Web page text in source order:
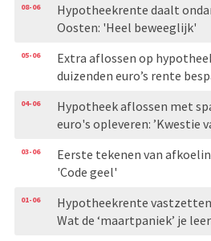
08-06
Hypotheekrente daalt
Oosten: 'Heel beweeglijk'
05-06
Extra aflossen op
duizenden euro’s rente
04-06
Hypotheek aflossen met
euro's opleveren: ’Kwestie
03-06
Eerste tekenen van
'Code geel'
01-06
Hypotheekrente
Wat de ‘maartpaniek’ je